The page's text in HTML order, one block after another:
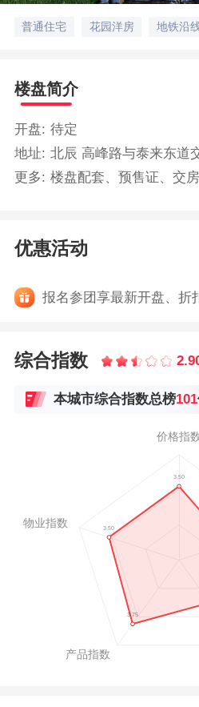
普通住宅 花园洋房 地铁沿
楼盘简介
开盘: 待定
地址: 北辰 高峰路与泰来东道
更多: 楼盘配套、预售证、交
优惠活动
报名参团享最新开盘、折
综合指数
本城市综合指数总榜101